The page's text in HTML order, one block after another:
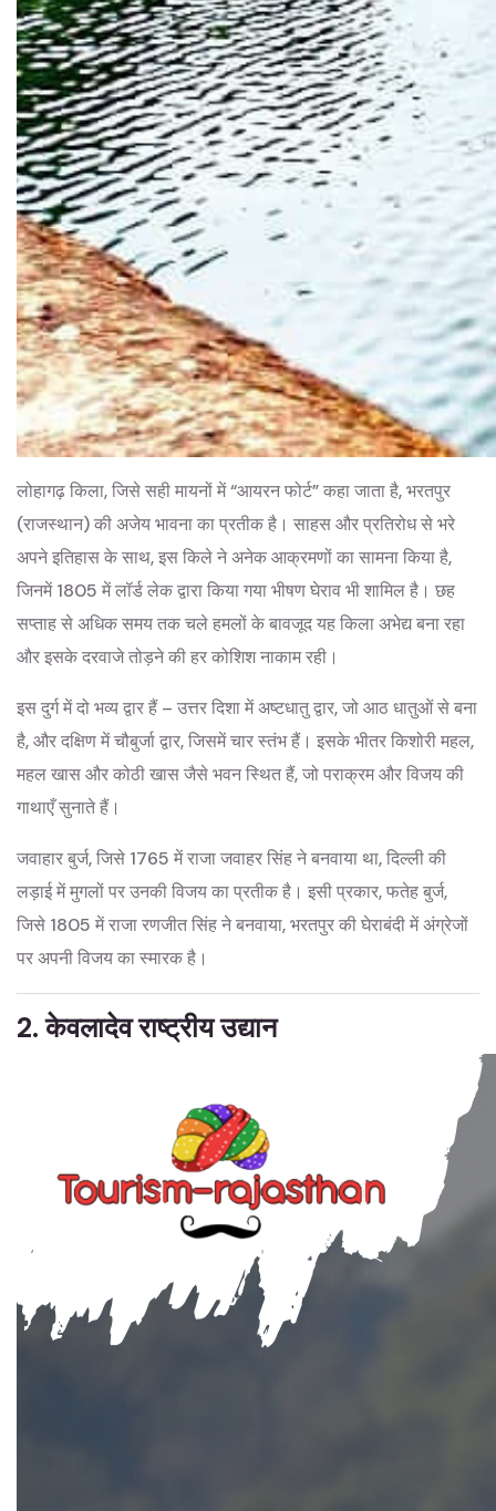
लोहागढ़ किला, जिसे सही मायनों में “आयरन फोर्ट” कहा जाता है, भरतपुर
(राजस्थान) की अजेय भावना का प्रतीक है। साहस और प्रतिरोध से भरे
अपने इतिहास के साथ, इस किले ने अनेक आक्रमणों का सामना किया है,
जिनमें 1805 में लॉर्ड लेक द्वारा किया गया भीषण घेराव भी शामिल है। छह
सप्ताह से अधिक समय तक चले हमलों के बावजूद यह किला अभेद्य बना रहा
और इसके दरवाजे तोड़ने की हर कोशिश नाकाम रही।
इस दुर्ग में दो भव्य द्वार हैं – उत्तर दिशा में अष्टधातु द्वार, जो आठ धातुओं से बना
है, और दक्षिण में चौबुर्जा द्वार, जिसमें चार स्तंभ हैं। इसके भीतर किशोरी महल,
महल खास और कोठी खास जैसे भवन स्थित हैं, जो पराक्रम और विजय की
गाथाएँ सुनाते हैं।
जवाहार बुर्ज, जिसे 1765 में राजा जवाहर सिंह ने बनवाया था, दिल्ली की
लड़ाई में मुगलों पर उनकी विजय का प्रतीक है। इसी प्रकार, फतेह बुर्ज,
जिसे 1805 में राजा रणजीत सिंह ने बनवाया, भरतपुर की घेराबंदी में अंग्रेजों
पर अपनी विजय का स्मारक है।
2. केवलादेव राष्ट्रीय उद्यान